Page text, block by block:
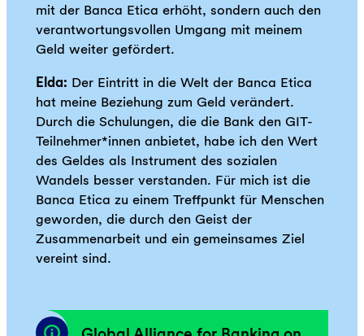
mit der Banca Etica erhöht, sondern auch den
verantwortungsvollen Umgang mit meinem
Geld weiter gefördert.
Elda: Der Eintritt in die Welt der Banca Etica
hat meine Beziehung zum Geld verändert.
Durch die Schulungen, die die Bank den GIT-
Teilnehmer*innen anbietet, habe ich den Wert
des Geldes als Instrument des sozialen
Wandels besser verstanden. Für mich ist die
Banca Etica zu einem Treffpunkt für Menschen
geworden, die durch den Geist der
Zusammenarbeit und ein gemeinsames Ziel
vereint sind.